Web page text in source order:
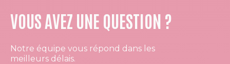
VOUS AVEZ UNE QUESTION ?
Notre équipe vous répond dans les
meilleurs délais.